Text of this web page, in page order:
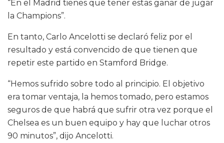
“En el Madrid tienes que tener estas ganar de jugar
la Champions”.
En tanto, Carlo Ancelotti se declaró feliz por el
resultado y está convencido de que tienen que
repetir este partido en Stamford Bridge.
“Hemos sufrido sobre todo al principio. El objetivo
era tomar ventaja, la hemos tomado, pero estamos
seguros de que habrá que sufrir otra vez porque el
Chelsea es un buen equipo y hay que luchar otros
90 minutos”, dijo Ancelotti.